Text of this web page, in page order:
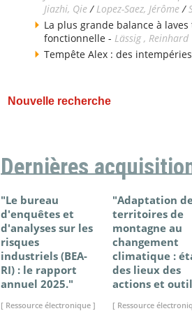
Jiazhi, Qie/ Lopez-Saez, Jérôme/
La plus grande balance à
fonctionnelle - Lässig , Reinhard
Tempête Alex : des
Nouvelle recherche
Dernières
"Le bureau
d'enquêtes et
d'analyses sur les
risques
industriels (BEA-
RI) : le rapport
annuel 2025."
[ Ressource électronique ]
"Adaptation
territoires de
montagne au
changement
climatique :
des lieux des
actions et
[ Ressource